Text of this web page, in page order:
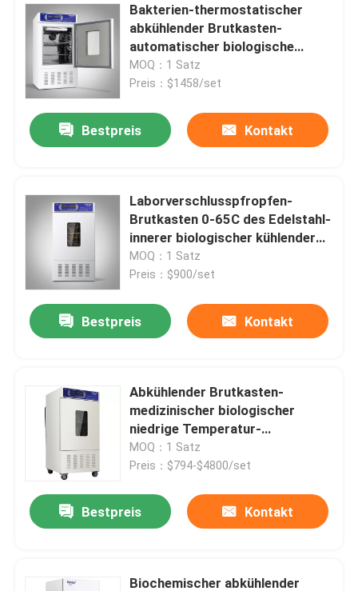
Temperatur-Feuchtigkeits-Kammer
Klimakammer
Blätteriges Luftströmungs-Kabinett
Vakuumtrockenofen
Augenhöhlen-Shaker Incubator
CO2 Brutkasten
Umweltprüfkammern
Thrombozyten-Inkubator-Rührer
Muffelofen
Laborwasserbad
Bakterien-thermostatischer
abkühlender Brutkasten-
automatischer biologische
Sauerstoff-Nachfrage-
Brutkasten
MOQ：1 Satz
Preis：$1458/set
Bestpreis Kontakt
Laborverschlusspfropfen-
Brutkasten 0-65C des Edelstahl-
innerer biologischer kühlender
Brutkasten-100L
MOQ：1 Satz
Preis：$900/set
Bestpreis Kontakt
Abkühlender Brutkasten-
medizinischer biologischer
niedrige Temperatur-
Verschlusspfropfen-Brutkasten
Labor-SPX
MOQ：1 Satz
Preis：$794-$4800/set
Bestpreis Kontakt
Biochemischer abkühlender